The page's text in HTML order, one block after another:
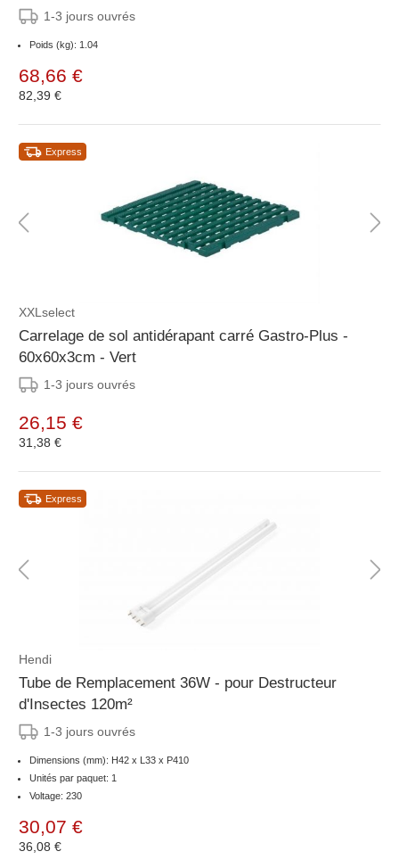
1-3 jours ouvrés
Poids (kg): 1.04
68,66 €
82,39 €
Express
XXLselect
Carrelage de sol antidérapant carré Gastro-Plus -
60x60x3cm - Vert
1-3 jours ouvrés
26,15 €
31,38 €
Express
Hendi
Tube de Remplacement 36W - pour Destructeur
d'Insectes 120m²
1-3 jours ouvrés
Dimensions (mm): H42 x L33 x P410
Unités par paquet: 1
Voltage: 230
30,07 €
36,08 €